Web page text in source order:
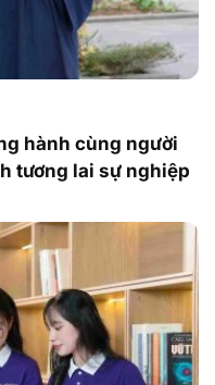
hành cùng người
tương lai sự nghiệp